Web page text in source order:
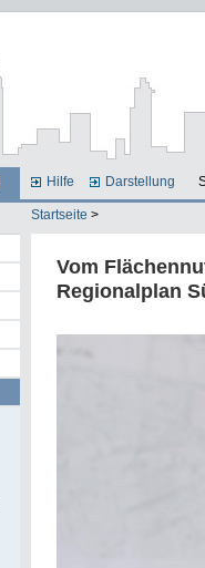
Hilfe Darstellung
Startseite >
Vom
Regionalplan